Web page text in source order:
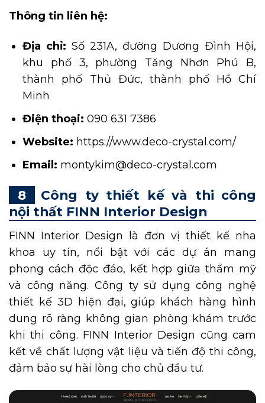
Thông tin liên hệ:
Địa chỉ: Số 231A, đường Dương Đình Hội,
khu phố 3, phường Tăng Nhơn Phú B,
thành phố Thủ Đức, thành phố Hồ Chí
Minh
Điện thoại: 090 631 7386
Website: https://www.deco-crystal.com/
Email: montykim@deco-crystal.com
Công ty thiết kế và thi công
nội thất FINN Interior Design
FINN Interior Design là đơn vị thiết kế nha
khoa uy tín, nổi bật với các dự án mang
phong cách độc đáo, kết hợp giữa thẩm mỹ
và công năng. Công ty sử dụng công nghệ
thiết kế 3D hiện đại, giúp khách hàng hình
dung rõ ràng không gian phòng khám trước
khi thi công. FINN Interior Design cũng cam
kết về chất lượng vật liệu và tiến độ thi công,
đảm bảo sự hài lòng cho chủ đầu tư.